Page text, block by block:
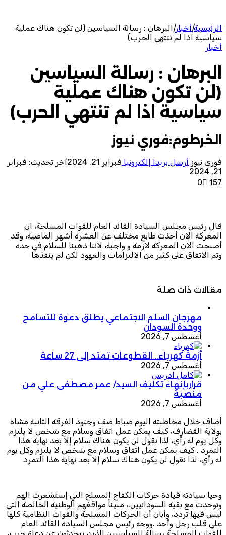
الرئيسية|أخبار| البرهان : رسالة السياسين (لن تكون هناك عملية
سياسية اذا لم تنتهي الحرب)
أخبار
البرهان : رسالة السياسين
(لن تكون هناك عملية
سياسية اذا لم تنتهي الحرب)
الخرطوم:فوري نيوز
فوري نيوز أرسل بريدا إلكترونيا فبراير 21, 2024
آخر تحديث: فبراير
21, 2024
0
157
قال رئيس مجلس السيادة القائد العام للقوات المسلحة، ان
المعركة الان أخذت طابع مختلف عن العشرة أشهر الماضية، وقد
أصبحت الان المعركة لازمة و واجبة، لاننا ذهبنا للسلام في جدة
وتم الاتفاق على كثير من الالتزامات والعهود لكن لم ينفذها
مقالات ذات صلة
مهرجان السلم الاجتماعي يطلق دعوة للتسامح
ووحدة السودان
أغسطس 7, 2026
أزمة كهرباء.. القطوعات تمتد إلى 27 ساعة
أغسطس 7, 2026
قراربإنهاء تكليف السيد/ عمر مصطفى علي من
منصبة
أغسطس 7, 2026
أضاف خلال مخاطبته اليوم ضباط صف وجنود الفرقة الثانية مشاة
بولاية القضارف، كيف يمكن عمل اتفاق وسلام مع شخص لا يلتزم
وكل يوم له رأي، لذا نقول لن يكون هناك سلام إلا بعد نهاية هذا
التمرد . كيف يمكن عمل اتفاق وسلام مع شخص لا يلتزم وكل يوم
له رأي، لذا نقول لن يكون هناك سلام إلا بعد نهاية هذا التمرد
وحيا سيادته قيادة حركات الكفاح المسلح التي إستشعرت الهم
وتوحدت مع بقية السودانيين.، مبيناً مواقفهم الوطنية الخالصة التي
ليس فيها تردد، وأبان أن الحركات المسلحة والقوات النظامية كلها
علي قلب رجل وأحد .ووجه رئيس مجلس السيادة القائد العام